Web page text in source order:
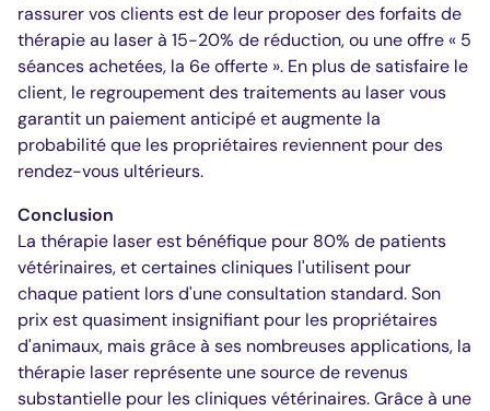
rassurer vos clients est de leur proposer des forfaits de
thérapie au laser à 15-20% de réduction, ou une offre « 5
séances achetées, la 6e offerte ». En plus de satisfaire le
client, le regroupement des traitements au laser vous
garantit un paiement anticipé et augmente la
probabilité que les propriétaires reviennent pour des
rendez-vous ultérieurs.
Conclusion
La thérapie laser est bénéfique pour 80% de patients
vétérinaires, et certaines cliniques l'utilisent pour
chaque patient lors d'une consultation standard. Son
prix est quasiment insignifiant pour les propriétaires
d'animaux, mais grâce à ses nombreuses applications, la
thérapie laser représente une source de revenus
substantielle pour les cliniques vétérinaires. Grâce à une